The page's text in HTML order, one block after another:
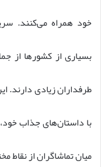
خود همراه می‌کنند.
بسیاری از کشورها از
طرفداران زیادی دارند.
با داستان‌های جذاب
میان تماشاگران از نقاط